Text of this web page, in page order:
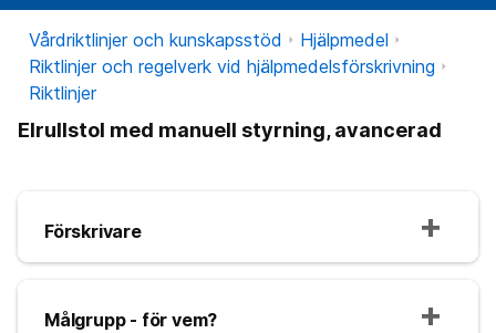
Vårdriktlinjer och kunskapsstöd
Hjälpmedel
Riktlinjer och regelverk vid hjälpmedelsförskrivning
Riktlinjer
Elrullstol med manuell styrning, avancerad
Förskrivare
Målgrupp - för vem?